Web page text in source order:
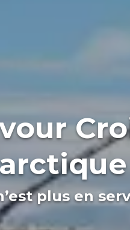
plus en